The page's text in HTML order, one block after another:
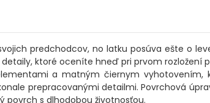
predchodcov, no latku posúva ešte o
ktoré oceníte hneď pri prvom rozložení
a matným čiernym vyhotovením,
prepracovanými detailmi. Povrchová
povrch s dlhodobou životnosťou.